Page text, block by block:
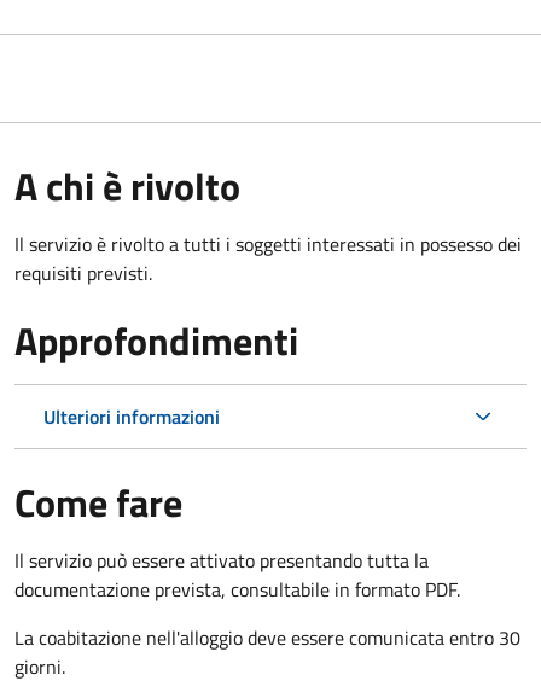
A chi è rivolto
Il servizio è rivolto a tutti i soggetti interessati in possesso dei
requisiti previsti.
Approfondimenti
Ulteriori informazioni
Come fare
Il servizio può essere attivato presentando tutta la
documentazione prevista, consultabile in formato PDF.
La coabitazione nell'alloggio deve essere comunicata entro 30
giorni.